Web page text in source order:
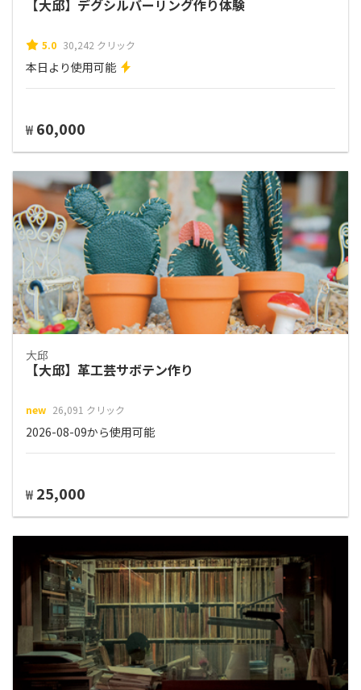
【大邱】デグシルバーリング作り体験
5.0 30,242 クリック
本日より使用可能
₩ 60,000
大邱
【大邱】革工芸サボテン作り
new 26,091 クリック
2026-08-09から使用可能
₩ 25,000